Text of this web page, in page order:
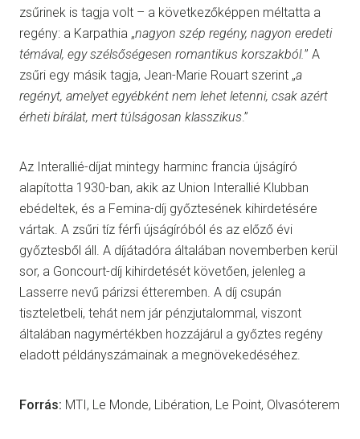
zsűrinek is tagja volt – a következőképpen méltatta a
regény: a Karpathia „nagyon szép regény, nagyon eredeti
témával, egy szélsőségesen romantikus korszakból.” A
zsűri egy másik tagja, Jean-Marie Rouart szerint „a
regényt, amelyet egyébként nem lehet letenni, csak azért
érheti bírálat, mert túlságosan klasszikus .”
Az Interallié-díjat mintegy harminc francia újságíró
alapította 1930-ban, akik az Union Interallié Klubban
ebédeltek, és a Femina-díj győztesének kihirdetésére
vártak. A zsűri tíz férfi újságíróból és az előző évi
győztesből áll. A díjátadóra általában novemberben kerül
sor, a Goncourt-díj kihirdetését követően, jelenleg a
Lasserre nevű párizsi étteremben. A díj csupán
tiszteletbeli, tehát nem jár pénzjutalommal, viszont
általában nagymértékben hozzájárul a győztes regény
eladott példányszámainak a megnövekedéséhez.
Forrás: MTI, Le Monde, Libération, Le Point, Olvasóterem